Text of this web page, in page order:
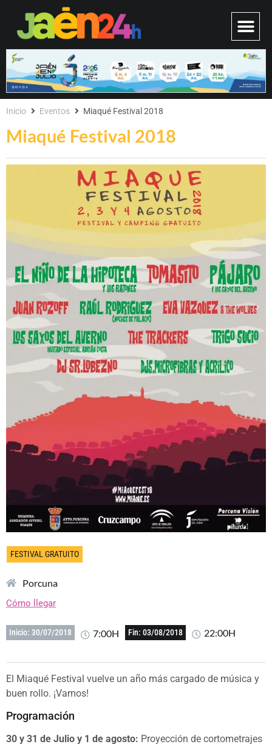
Miaqué Festival 2018
Inicio Eventos Miaqué Festival 2018
FESTIVAL GRATUITO
Porcuna
Cómo llegar
Inicio: 30/07/2018 7:00H Fin: 03/08/2018 22:00H
El Miaqué Festival vuelve un año más cargado de música y
buen rollo. ¡Vamos!
Programación
30 y 31 de Julio y 1 de agosto: Proyección de cortometrajes